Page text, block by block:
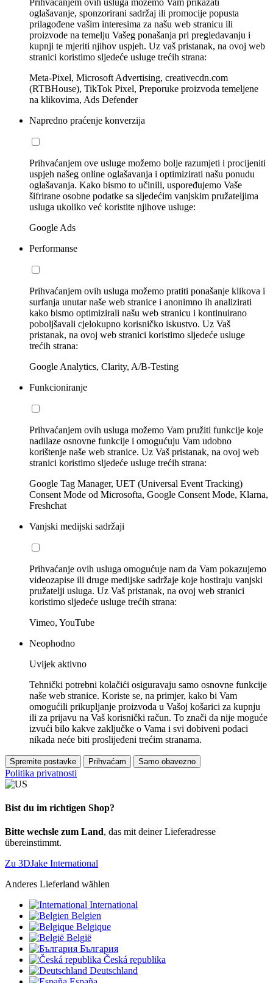
oglašavanje, sponzorirani sadržaj ili promocije popusta
prilagođene vašim interesima za našu web stranicu ili
proizvode na temelju Vašeg ponašanja pri pregledavanju i
kupnji te mjeriti njihov uspjeh. Uz vaš pristanak, na ovoj web
stranici koristimo sljedeće usluge trećih strana:
Meta-Pixel, Microsoft Advertising, creativecdn.com
(RTBHouse), TikTok Pixel, Preporuke proizvoda temeljene
na klikovima, Ads Defender
Napredno praćenje konverzija
Prihvaćanjem ove usluge možemo bolje razumjeti i procijeniti
uspjeh našeg online oglašavanja i optimizirati našu ponudu
oglašavanja. Kako bismo to učinili, uspoređujemo Vaše
šifrirane osobne podatke sa sljedećim vanjskim pružateljima
usluga ukoliko već koristite njihove usluge:
Google Ads
Performanse
Prihvaćanjem ovih usluga možemo pratiti ponašanje klikova i
surfanja unutar naše web stranice i anonimno ih analizirati
kako bismo optimizirali našu web stranicu i kontinuirano
poboljšavali cjelokupno korisničko iskustvo. Uz Vaš
pristanak, na ovoj web stranici koristimo sljedeće usluge
trećih strana:
Google Analytics, Clarity, A/B-Testing
Funkcioniranje
Prihvaćanjem ovih usluga možemo Vam pružiti funkcije koje
nadilaze osnovne funkcije i omogućuju Vam udobno
korištenje naše web stranice. Uz Vaš pristanak, na ovoj web
stranici koristimo sljedeće usluge trećih strana:
Google Tag Manager, UET (Universal Event Tracking)
Consent Mode od Microsofta, Google Consent Mode, Klarna,
Freshchat
Vanjski medijski sadržaji
Prihvaćanje ovih usluga omogućuje nam da Vam pokazujemo
videozapise ili druge medijske sadržaje koje hostiraju vanjski
pružatelji usluga. Uz Vaš pristanak, na ovoj web stranici
koristimo sljedeće usluge trećih strana:
Vimeo, YouTube
Neophodno
Uvijek aktivno
Tehnički potrebni kolačići osiguravaju samo osnovne funkcije
naše web stranice. Koriste se, na primjer, kako bi Vam
omogućili prikupljanje proizvoda u Vašoj košarici za kupnju
ili za prijavu na Vaš korisnički račun. To znači da nije moguće
izvući bilo kakve zaključke o Vama i svi dobiveni podaci
nikada neće biti proslijeđeni trećim stranama.
Spremite postavke Prihvaćam Samo obavezno
Politika privatnosti
Bist du im richtigen Shop?
Bitte wechsle zum Land, das mit deiner Lieferadresse
übereinstimmt.
Zu 3DJake International
Anderes Lieferland wählen
International
Belgien
Belgique
België
България
Česká republika
Deutschland